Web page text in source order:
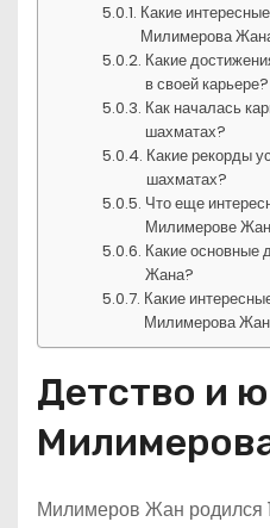
Какие
Милимерова
Какие
в своей карьере?
Как началась
шахматах?
Какие рекорды
шахматах?
Что еще
Милимерове
Какие основные
Жана?
Какие
Милимерова
Детство и
Милимеров Жан родился